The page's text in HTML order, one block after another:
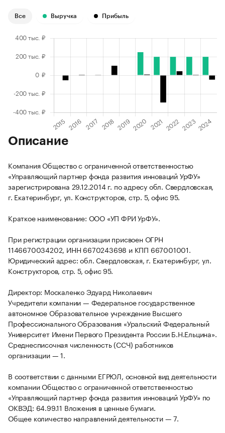
Все Выручка Прибыль
Описание
Компания Общество с ограниченной ответственностью
«Управляющий партнер фонда развития инноваций УрФУ»
зарегистрирована 29.12.2014 г. по адресу обл. Свердловская,
г. Екатеринбург, ул. Конструкторов, стр. 5, офис 95.
Краткое наименование: ООО «УП ФРИ УрФУ».
При регистрации организации присвоен ОГРН
1146670034202, ИНН 6670243698 и КПП 667001001.
Юридический адрес: обл. Свердловская, г. Екатеринбург, ул.
Конструкторов, стр. 5, офис 95.
Директор: Москаленко Эдуард Николаевич
Учредители компании — Федеральное государственное
автономное Образовательное учреждение Высшего
Профессионального Образования «Уральский Федеральный
Университет Имени Первого Президента России Б.Н.Ельцина».
Среднесписочная численность (ССЧ) работников
организации — 1.
В соответствии с данными ЕГРЮЛ, основной вид деятельности
компании Общество с ограниченной ответственностью
«Управляющий партнер фонда развития инноваций УрФУ» по
ОКВЭД: 64.99.11 Вложения в ценные бумаги.
Общее количество направлений деятельности — 7.